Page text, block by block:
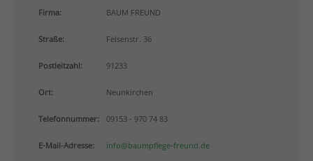
info@yourdomain.com
About us
Lorem ipsum dolor sit amet, consectetuer adipiscing
elit.
Aenean commodo ligula eget dolor. Aenean massa.
parturient montes, nascetur ridiculus mus. Donec
Firma: BAUM FREUND
Straße: Felsenstr. 36
Postleitzahl: 91233
Ort: Neunkirchen
Telefonnummer: 09153 - 970 74 83
E-Mail-Adresse: info@baumpflege-freund.de